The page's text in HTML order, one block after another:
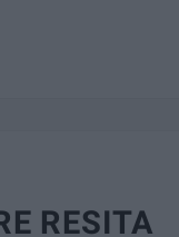
RESITA